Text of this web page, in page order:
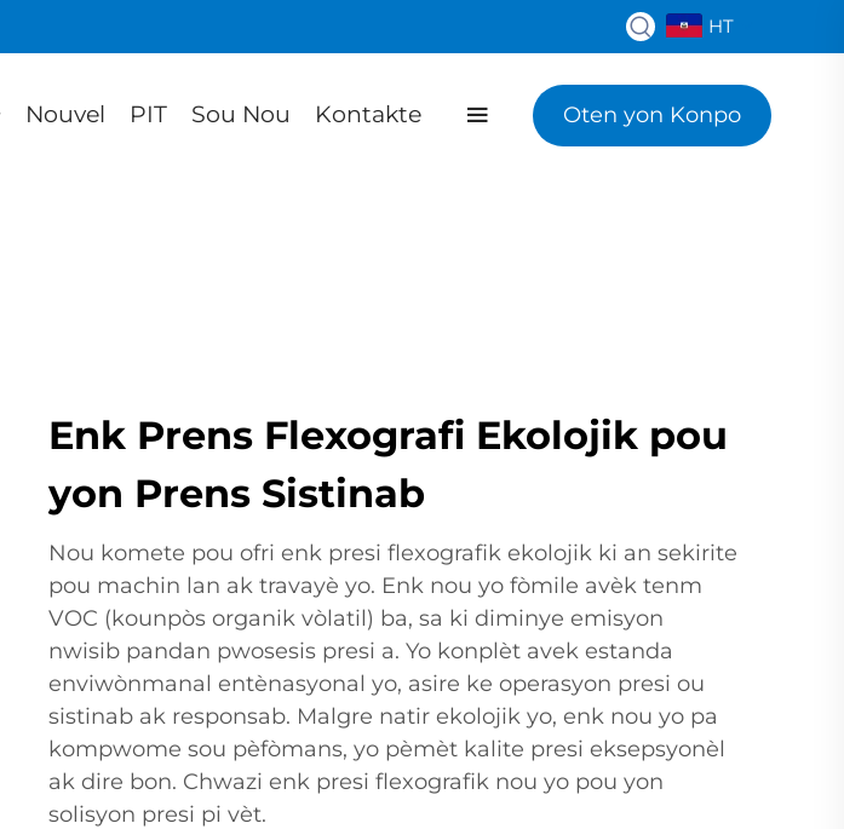
HT
Nouvel PIT Sou Nou Kontakte Oten yon Konpo
Enk Prens Flexografi Ekolojik pou
yon Prens Sistinab
Nou komete pou ofri enk presi flexografik ekolojik ki an sekirite
pou machin lan ak travayè yo. Enk nou yo fòmile avèk tenm
VOC (kounpòs organik vòlatil) ba, sa ki diminye emisyon
nwisib pandan pwosesis presi a. Yo konplèt avek estanda
enviwònmanal entènasyonal yo, asire ke operasyon presi ou
sistinab ak responsab. Malgre natir ekolojik yo, enk nou yo pa
kompwome sou pèfòmans, yo pèmèt kalite presi eksepsyonèl
ak dire bon. Chwazi enk presi flexografik nou yo pou yon
solisyon presi pi vèt.